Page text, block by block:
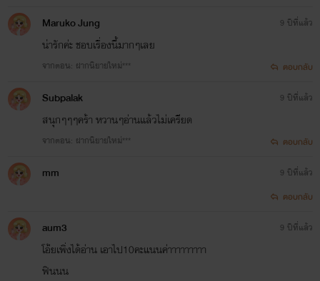
Maruko Jung
น่ารักค่ะ ชอบเรื่องนี้มากๆเลย
จากตอน: ฝากนิยายใหม่***
9 ปีที่แล้ว
ตอบกลับ
Subpalak
สนุกๆๆๆคร้า หวานๆอ่านแล้วไม่เครียด
จากตอน: ฝากนิยายใหม่***
9 ปีที่แล้ว
ตอบกลับ
mm
9 ปีที่แล้ว
ตอบกลับ
aum3
โอ่้ยเพิ่งได้อ่าน เอาไป10คะแนนค่าาาาาาาาา
ฟินนน
9 ปีที่แล้ว